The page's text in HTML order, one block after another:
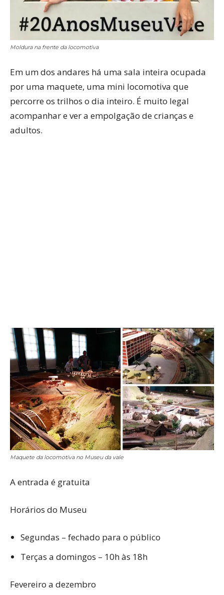
Moldura na frente da locomotiva
Em um dos andares há uma sala inteira ocupada
por uma maquete, uma mini locomotiva que
percorre os trilhos o dia inteiro. É muito legal
acompanhar e ver a empolgação de crianças e
adultos.
Maquete da locomotiva no Museu da vale
A entrada é gratuita
Horários do Museu
Segundas – fechado para o público
Terças a domingos – 10h às 18h
Fevereiro a dezembro